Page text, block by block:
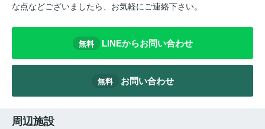
な点などございましたら、お気軽にご連絡下さい。
無料 LINEからお問い合わせ
無料 お問い合わせ
周辺施設